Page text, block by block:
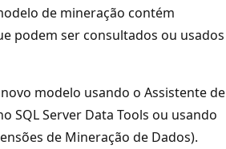
de mineração contém
podem ser consultados ou usados
modelo usando o Assistente de
SQL Server Data Tools ou usando
de Mineração de Dados).